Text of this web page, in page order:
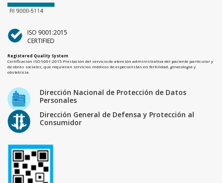
ISO 9001:2015
CERTIFIED
Registered Quality System
Certificación ISO 9001:2015 Prestación del servicio de atención administrativa del paciente particular y
de obras sociales, que requieran servicios médicos de especialistas en fertilidad, ginecología y
obstetricia.
Dirección Nacional de Protección de Datos
Personales
Dirección General de Defensa y Protección al
Consumidor